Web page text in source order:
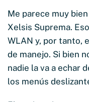
Me parece muy
Xelsis Suprema.
WLAN y, por tanto,
de manejo. Si bien
nadie la va a echar
los menús